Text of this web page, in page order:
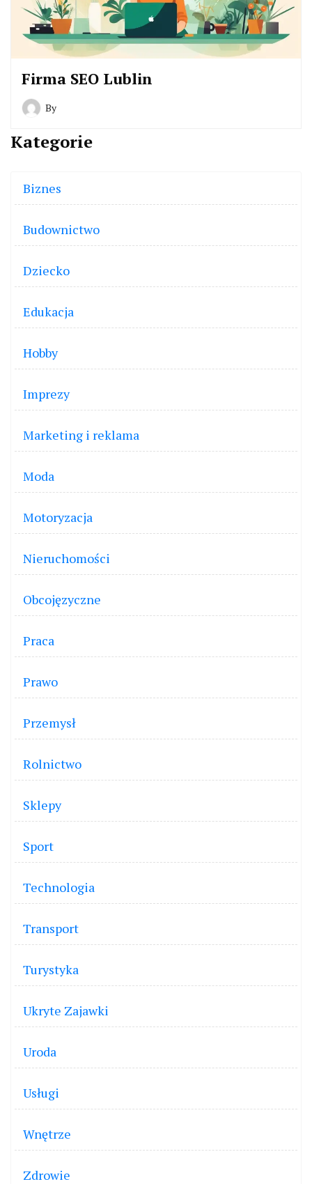
Firma SEO Lublin
By
Kategorie
Biznes
Budownictwo
Dziecko
Edukacja
Hobby
Imprezy
Marketing i reklama
Moda
Motoryzacja
Nieruchomości
Obcojęzyczne
Praca
Prawo
Przemysł
Rolnictwo
Sklepy
Sport
Technologia
Transport
Turystyka
Ukryte Zajawki
Uroda
Usługi
Wnętrze
Zdrowie